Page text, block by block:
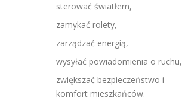
sterować światłem,
zamykać rolety,
zarządzać energią,
wysyłać powiadomienia o ruchu,
zwiększać bezpieczeństwo i
komfort mieszkańców.